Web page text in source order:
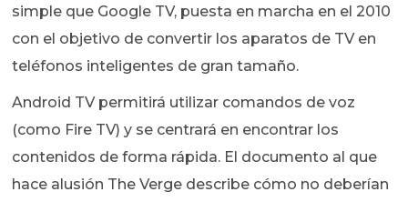
simple que Google TV, puesta en marcha en el 2010
con el objetivo de convertir los aparatos de TV en
teléfonos inteligentes de gran tamaño.
Android TV permitirá utilizar comandos de voz
(como Fire TV) y se centrará en encontrar los
contenidos de forma rápida. El documento al que
hace alusión The Verge describe cómo no deberían